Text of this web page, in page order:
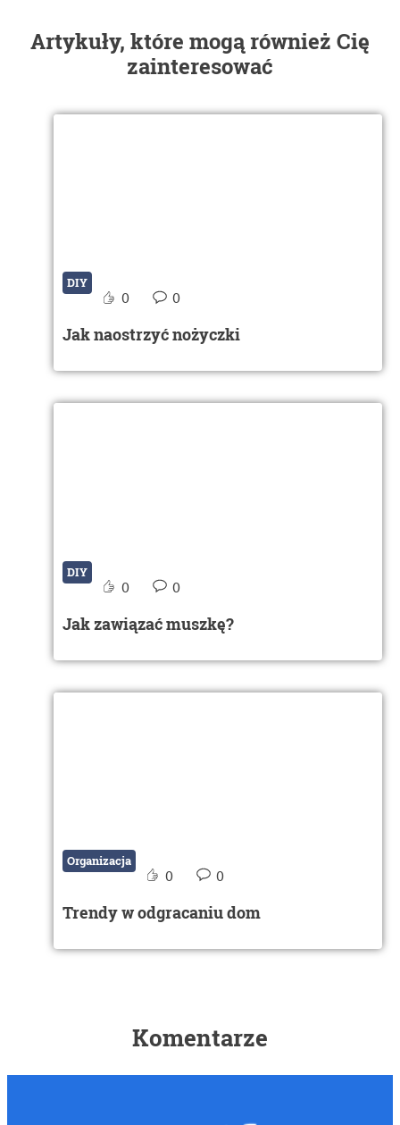
Artykuły, które mogą również Cię
zainteresować
DIY
0 0
Jak naostrzyć nożyczki
DIY
0 0
Jak zawiązać muszkę?
Organizacja
0 0
Trendy w odgracaniu dom
Komentarze